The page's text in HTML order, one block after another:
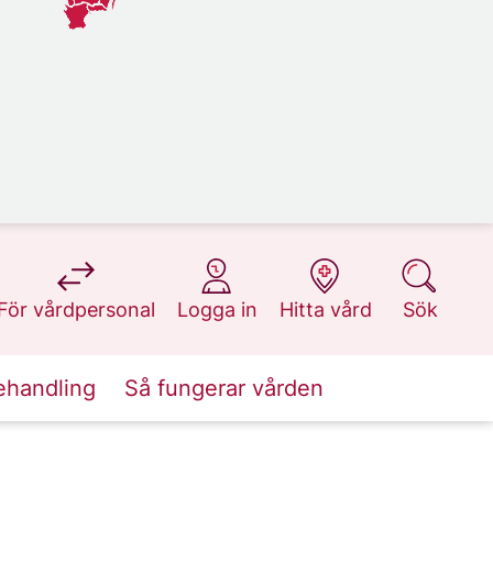
vårdpersonal
på 1177.se
Logga in
på 1177.se
Hitta vård
på 1177.se
Sök
på 1177.se
Så fungerar vården